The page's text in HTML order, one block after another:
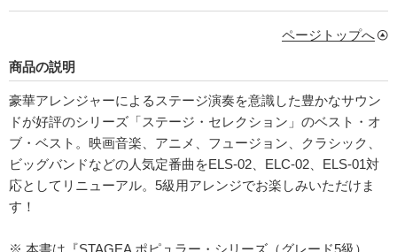
ページトップへ
商品の説明
豪華アレンジャーによるステージ演奏を意識した豊かなサウン
ドが好評のシリーズ「ステージ・セレクション」のベスト・オ
ブ・ベスト。映画音楽、アニメ、フュージョン、クラシック、
ビッグバンドなどの人気定番曲をELS-02、ELC-02、ELS-01対
応としてリニューアル。5級用アレンジでお楽しみいただけま
す！
※ 本書は『STAGEA ポピュラー・シリーズ（グレード5級）